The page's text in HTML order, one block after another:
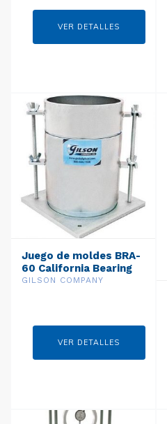
VER DETALLES
Juego de moldes BRA-
60 California Bearing
Ratio (CBR)
GILSON COMPANY
VER DETALLES